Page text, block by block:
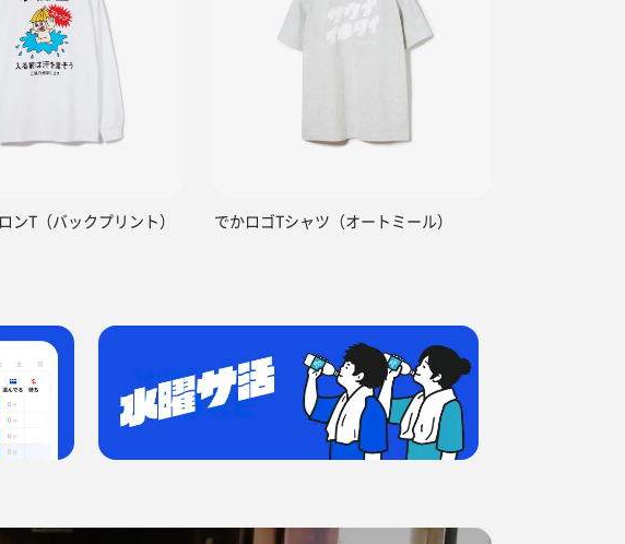
ンT（バックプリント） でかロゴTシャツ（オートミール）